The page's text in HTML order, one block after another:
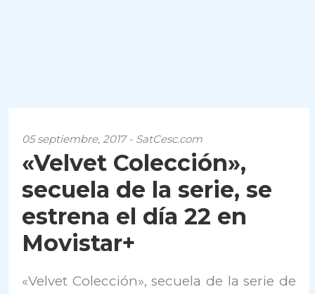
05 septiembre, 2017 - SatCesc.com
«Velvet Colección»,
secuela de la serie, se
estrena el día 22 en
Movistar+
«Velvet Colección», secuela de la serie de